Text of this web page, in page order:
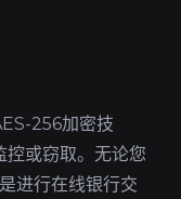
256加密技
控或窃取。无论您
进行在线银行交